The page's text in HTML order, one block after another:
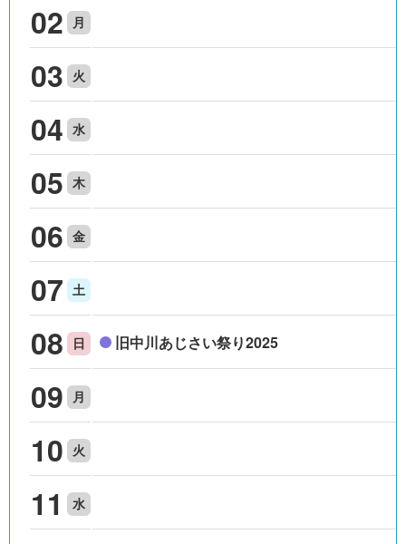
02 月
03 火
04 水
05 木
06 金
07 土
08 日 旧中川あじさい祭り2025
09 月
10 火
11 水